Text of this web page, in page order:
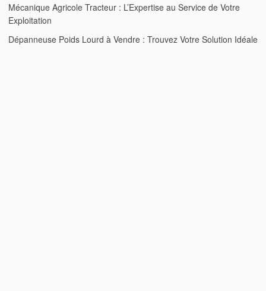
Mécanique Agricole Tracteur : L’Expertise au Service de Votre
Exploitation
Dépanneuse Poids Lourd à Vendre : Trouvez Votre Solution Idéale